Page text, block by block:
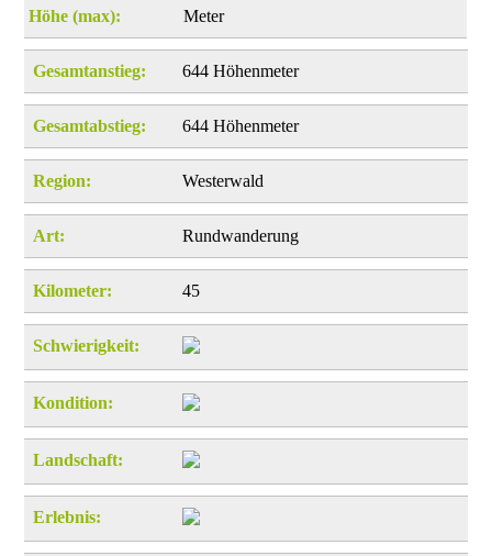
Höhe (max): Meter
Gesamtanstieg: 644 Höhenmeter
Gesamtabstieg: 644 Höhenmeter
Region: Westerwald
Art: Rundwanderung
Kilometer: 45
Schwierigkeit:
Kondition:
Landschaft:
Erlebnis: